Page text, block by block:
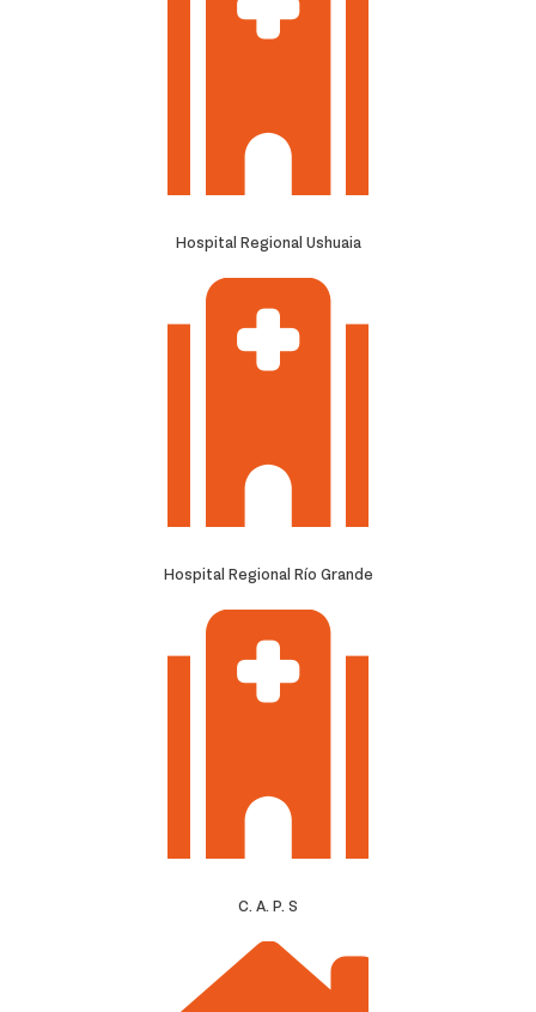
Hospital Regional Ushuaia
Hospital Regional Río Grande
C. A. P. S